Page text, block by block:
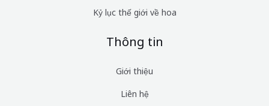
Kỷ lục thế giới về hoa
Thông tin
Giới thiệu
Liên hệ